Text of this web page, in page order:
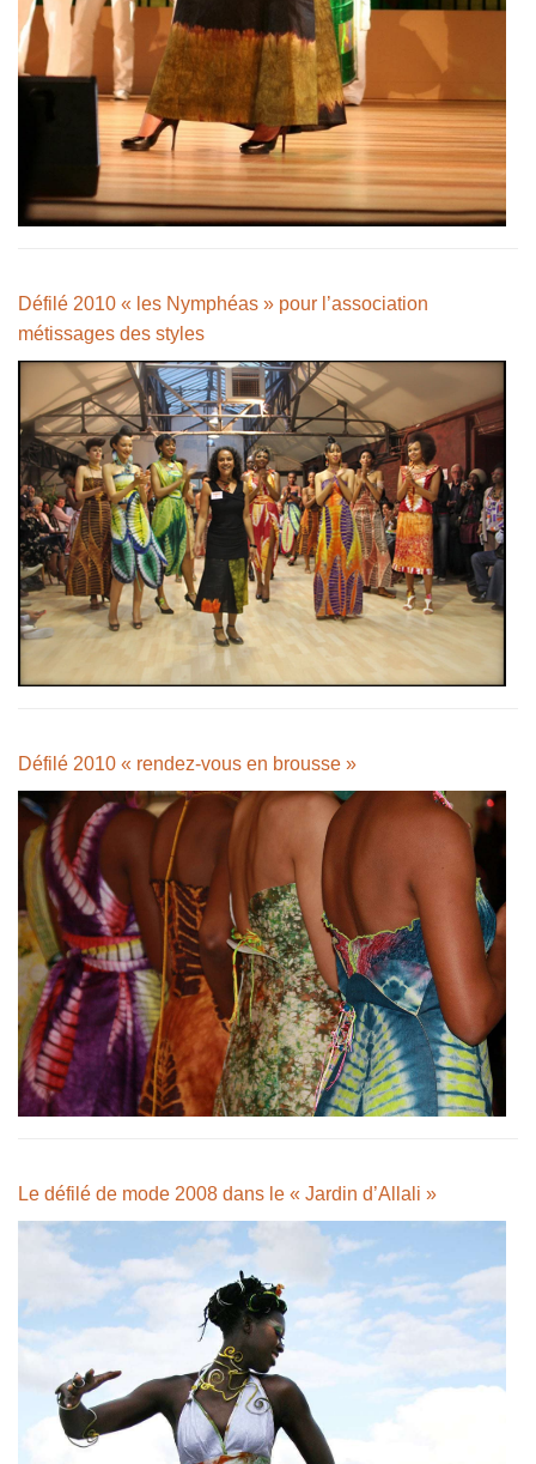
Défilé 2010 « les Nymphéas » pour l’association
métissages des styles
Défilé 2010 « rendez-vous en brousse »
Le défilé de mode 2008 dans le « Jardin d’Allali »